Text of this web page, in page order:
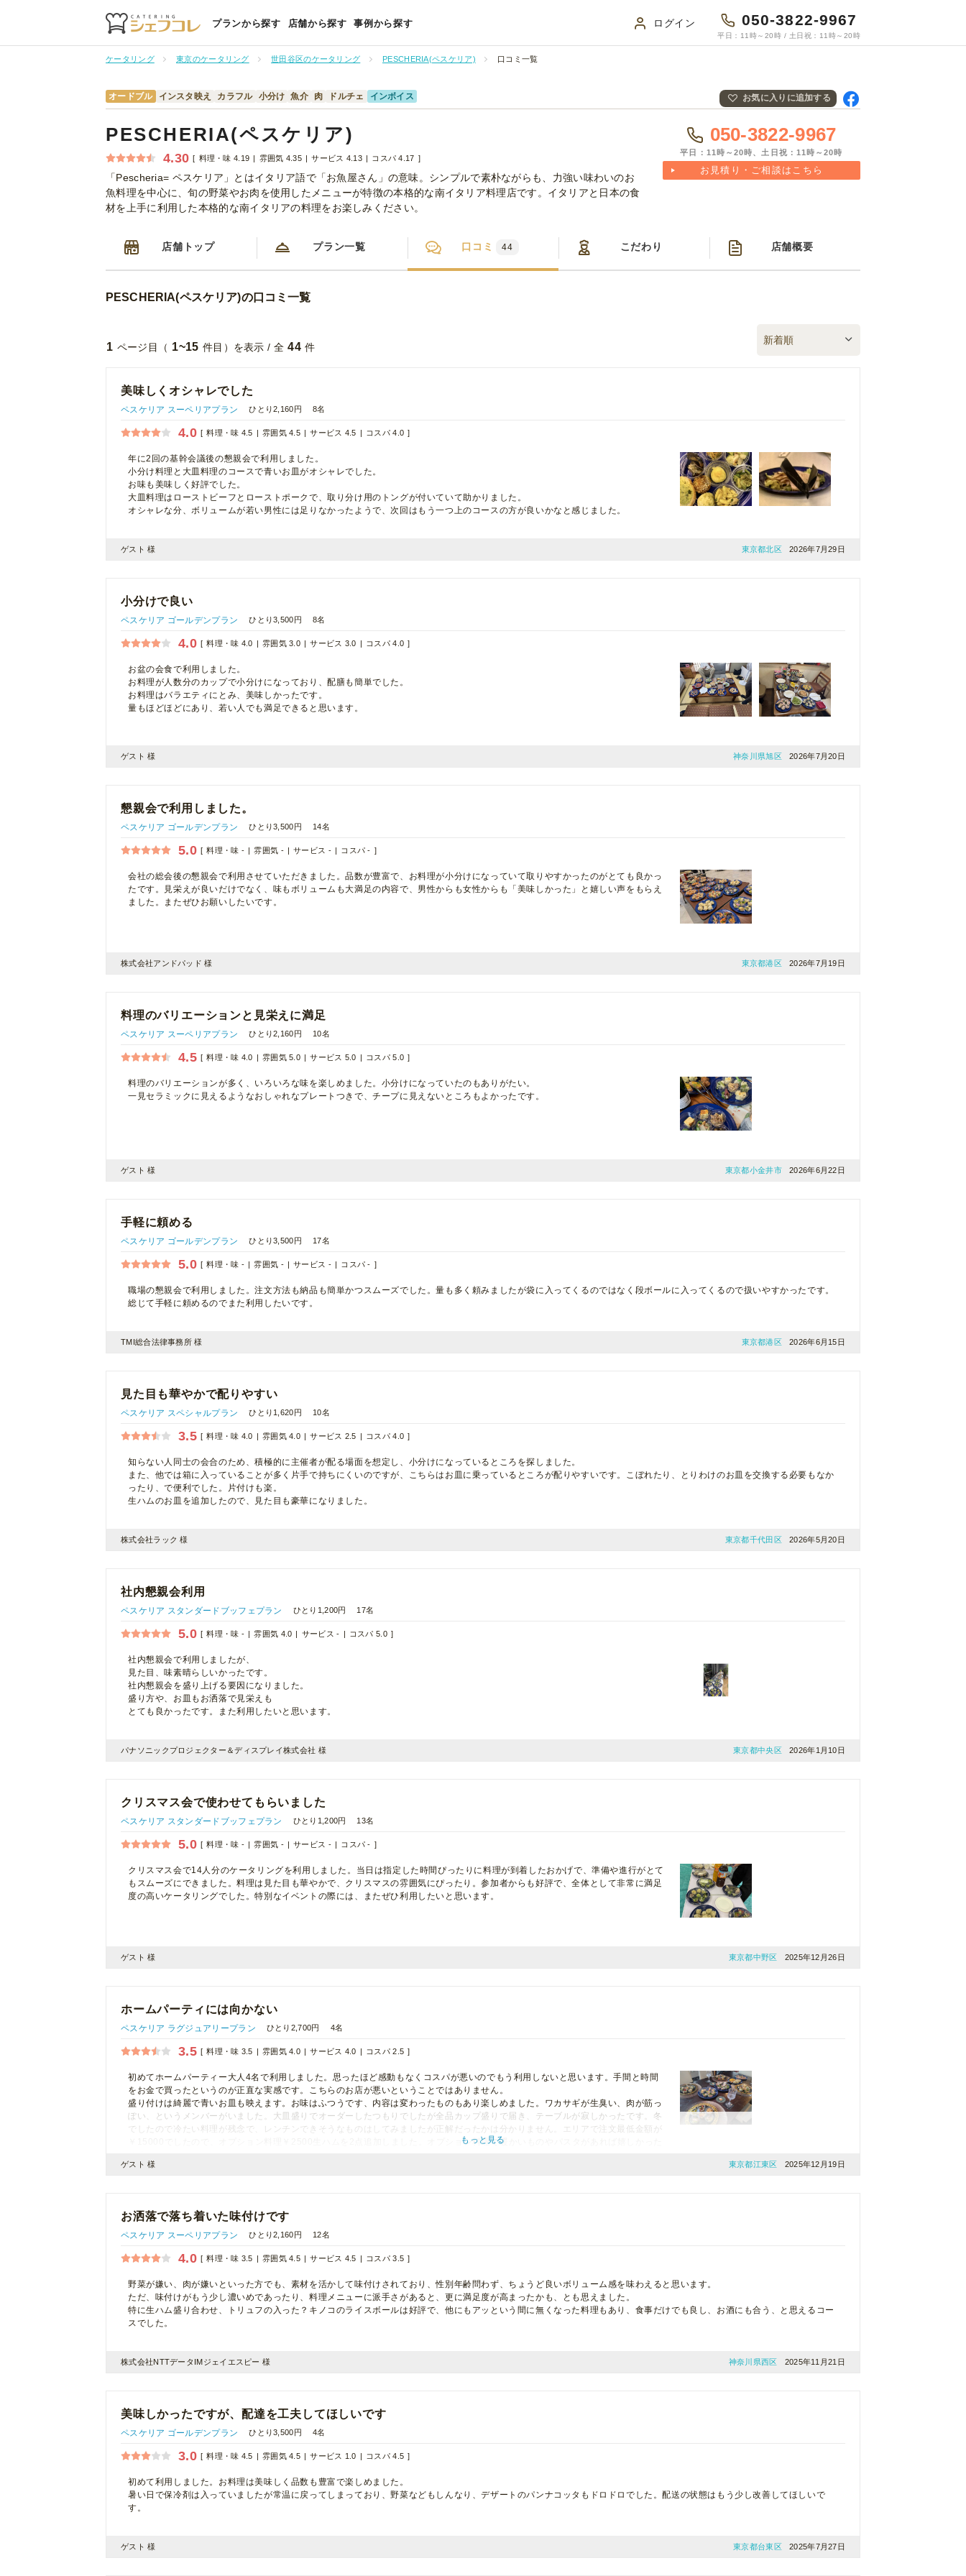
プランから探す 店舗から探す 事例から探す ログイン 050-3822-9967
平日：11時～20時 / 土日祝：11時～20時
ケータリング 東京のケータリング 世田谷区のケータリング PESCHERIA(ペスケリア) 口コミ一覧
オードブル インスタ映え カラフル 小分け 魚介 肉 ドルチェ インボイス お気に入りに追加する
PESCHERIA(ペスケリア)
4.30 料理・味 4.19 雰囲気 4.35 サービス 4.13 コスパ 4.17
「Pescheria= ペスケリア」とはイタリア語で「お魚屋さん」の意味。シンプルで素朴ながらも、力強い味わいのお
魚料理を中心に、旬の野菜やお肉を使用したメニューが特徴の本格的な南イタリア料理店です。イタリアと日本の食
材を上手に利用した本格的な南イタリアの料理をお楽しみください。
050-3822-9967
平日：11時～20時、土日祝：11時～20時
お見積り・ご相談はこちら
店舗トップ プラン一覧 口コミ 44 こだわり 店舗概要
PESCHERIA(ペスケリア)の口コミ一覧
1 ページ目（ 1~15 件目）を表示 / 全 44 件
美味しくオシャレでした
ペスケリア スーペリアプラン ひとり2,160円 8名
4.0 料理・味 4.5 雰囲気 4.5 サービス 4.5 コスパ 4.0
年に2回の基幹会議後の懇親会で利用しました。
小分け料理と大皿料理のコースで青いお皿がオシャレでした。
お味も美味しく好評でした。
大皿料理はローストビーフとローストポークで、取り分け用のトングが付いていて助かりました。
オシャレな分、ボリュームが若い男性には足りなかったようで、次回はもう一つ上のコースの方が良いかなと感じました。
ゲスト 様 2026年7月29日
東京都北区
小分けで良い
ペスケリア ゴールデンプラン ひとり3,500円 8名
4.0 料理・味 4.0 雰囲気 3.0 サービス 3.0 コスパ 4.0
お盆の会食で利用しました。
お料理が人数分のカップで小分けになっており、配膳も簡単でした。
お料理はバラエティにとみ、美味しかったです。
量もほどほどにあり、若い人でも満足できると思います。
ゲスト 様 2026年7月20日
神奈川県旭区
懇親会で利用しました。
ペスケリア ゴールデンプラン ひとり3,500円 14名
5.0 料理・味 - 雰囲気 - サービス - コスパ -
会社の総会後の懇親会で利用させていただきました。品数が豊富で、お料理が小分けになっていて取りやすかったのがとても良かっ
たです。見栄えが良いだけでなく、味もボリュームも大満足の内容で、男性からも女性からも「美味しかった」と嬉しい声をもらえ
ました。またぜひお願いしたいです。
株式会社アンドパッド 様 2026年7月19日
東京都港区
料理のバリエーションと見栄えに満足
ペスケリア スーペリアプラン ひとり2,160円 10名
4.5 料理・味 4.0 雰囲気 5.0 サービス 5.0 コスパ 5.0
料理のバリエーションが多く、いろいろな味を楽しめました。小分けになっていたのもありがたい。
一見セラミックに見えるようなおしゃれなプレートつきで、チープに見えないところもよかったです。
ゲスト 様 2026年6月22日
東京都小金井市
手軽に頼める
ペスケリア ゴールデンプラン ひとり3,500円 17名
5.0 料理・味 - 雰囲気 - サービス - コスパ -
職場の懇親会で利用しました。注文方法も納品も簡単かつスムーズでした。量も多く頼みましたが袋に入ってくるのではなく段ボールに入ってくるので扱いやすかったです。
総じて手軽に頼めるのでまた利用したいです。
TMI総合法律事務所 様 2026年6月15日
東京都港区
見た目も華やかで配りやすい
ペスケリア スペシャルプラン ひとり1,620円 10名
3.5 料理・味 4.0 雰囲気 4.0 サービス 2.5 コスパ 4.0
知らない人同士の会合のため、積極的に主催者が配る場面を想定し、小分けになっているところを探しました。
また、他では箱に入っていることが多く片手で持ちにくいのですが、こちらはお皿に乗っているところが配りやすいです。こぼれたり、とりわけのお皿を交換する必要もなか
ったり、で便利でした。片付けも楽。
生ハムのお皿を追加したので、見た目も豪華になりました。
株式会社ラック 様 2026年5月20日
東京都千代田区
社内懇親会利用
ペスケリア スタンダードブッフェプラン ひとり1,200円 17名
5.0 料理・味 - 雰囲気 4.0 サービス - コスパ 5.0
社内懇親会で利用しましたが、
見た目、味素晴らしいかったです。
社内懇親会を盛り上げる要因になりました。
盛り方や、お皿もお洒落で見栄えも
とても良かったです。また利用したいと思います。
パナソニックプロジェクター＆ディスプレイ株式会社 様 2026年1月10日
東京都中央区
クリスマス会で使わせてもらいました
ペスケリア スタンダードブッフェプラン ひとり1,200円 13名
5.0 料理・味 - 雰囲気 - サービス - コスパ -
クリスマス会で14人分のケータリングを利用しました。当日は指定した時間ぴったりに料理が到着したおかげで、準備や進行がとて
もスムーズにできました。料理は見た目も華やかで、クリスマスの雰囲気にぴったり。参加者からも好評で、全体として非常に満足
度の高いケータリングでした。特別なイベントの際には、またぜひ利用したいと思います。
ゲスト 様 2025年12月26日
東京都中野区
ホームパーティには向かない
ペスケリア ラグジュアリープラン ひとり2,700円 4名
3.5 料理・味 3.5 雰囲気 4.0 サービス 4.0 コスパ 2.5
初めてホームパーティー大人4名で利用しました。思ったほど感動もなくコスパが悪いのでもう利用しないと思います。手間と時間
をお金で買ったというのが正直な実感です。こちらのお店が悪いということではありません。
盛り付けは綺麗で青いお皿も映えます。お味はふつうです、内容は変わったものもあり楽しめました。ワカサギが生臭い、肉が筋っ
ぽい、というメンバーがいました。大皿盛りでオーダーしたつもりでしたが全品カップ盛りで届き、テーブルが寂しかったです。冬
でしたので冷たい料理が残念で、レンチンできそうなものはしてみましたが正解だったかは分かりません。エリアで注文最低金額が
￥15000でしたので、オプション料理￥2500生ハムを2点追加しました。オプション料理で暖かいものやパスタがあれば嬉しかった
もっと見る
ゲスト 様 2025年12月19日
東京都江東区
お洒落で落ち着いた味付けです
ペスケリア スーペリアプラン ひとり2,160円 12名
4.0 料理・味 3.5 雰囲気 4.5 サービス 4.5 コスパ 3.5
野菜が嫌い、肉が嫌いといった方でも、素材を活かして味付けされており、性別年齢問わず、ちょうど良いボリューム感を味わえると思います。
ただ、味付けがもう少し濃いめであったり、料理メニューに派手さがあると、更に満足度が高まったかも、とも思えました。
特に生ハム盛り合わせ、トリュフの入った？キノコのライスボールは好評で、他にもアッという間に無くなった料理もあり、食事だけでも良し、お酒にも合う、と思えるコー
スでした。
株式会社NTTデータIMジェイエスピー 様 2025年11月21日
神奈川県西区
美味しかったですが、配達を工夫してほしいです
ペスケリア ゴールデンプラン ひとり3,500円 4名
3.0 料理・味 4.5 雰囲気 4.5 サービス 1.0 コスパ 4.5
初めて利用しました。お料理は美味しく品数も豊富で楽しめました。
暑い日で保冷剤は入っていましたが常温に戻ってしまっており、野菜などもしんなり、デザートのパンナコッタもドロドロでした。配送の状態はもう少し改善してほしいで
す。
ゲスト 様 2025年7月27日
東京都台東区